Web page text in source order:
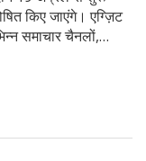
किए जाएंगे। एग्ज़िट
समाचार चैनलों,